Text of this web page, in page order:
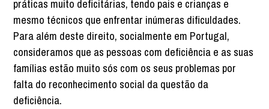
práticas muito deficitárias, tendo pais e crianças e
mesmo técnicos que enfrentar inúmeras dificuldades.
Para além deste direito, socialmente em Portugal,
consideramos que as pessoas com deficiência e as suas
famílias estão muito sós com os seus problemas por
falta do reconhecimento social da questão da
deficiência.